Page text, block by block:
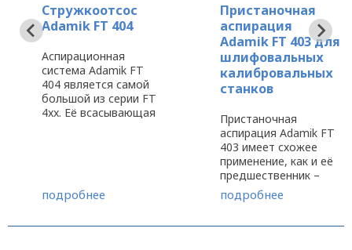
Стружкоотсос
Adamik FT 404
Аспирационная
система Adamik FT
404 является самой
большой из серии FT
4xx. Её всасывающая
превосходно
отходов и пыли из
подробнее
Пристаночная
аспирация
Adamik FT 403 для
шлифовальных
калибровальных
станков
Пристаночная
аспирация Adamik FT
403 имеет схожее
применение, как и её
предшественник –
стружкоотсос FT 402
(H) SF. Помимо
аспирации FT 403 в
подробнее